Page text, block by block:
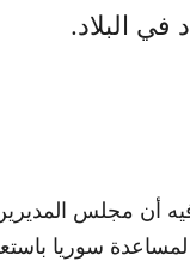
في البلاد.
سوريا